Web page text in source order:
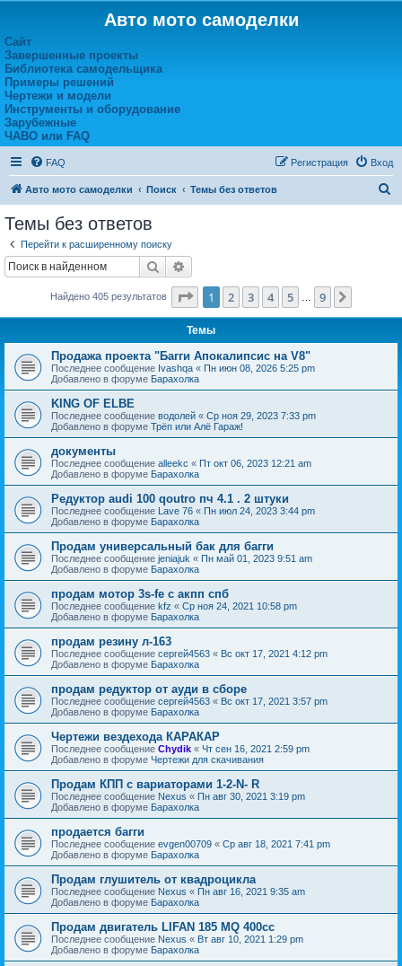
Авто мото самоделки
Сайт
Завершенные проекты
Библиотека самодельщика
Примеры решений
Чертежи и модели
Инструменты и оборудование
Зарубежные
ЧАВО или FAQ
FAQ Вход
Регистрация
Авто мото самоделки Поиск Темы без ответов
Темы без ответов
Перейти к расширенному поиску
Поиск
Найдено 405 результатов Страница из
1 2 3 4 5 9
Темы
Продажа проекта "Багги Апокалипсис на V8"
Последнее сообщение Ivashqa « Пн июн 08, 2026 5:25 pm
Добавлено в форуме Барахолка
KING OF ELBE
Последнее сообщение водолей « Ср ноя 29, 2023 7:33 pm
Добавлено в форуме Трёп или Алё Гараж!
документы
Последнее сообщение alleekc « Пт окт 06, 2023 12:21 am
Добавлено в форуме Барахолка
Редуктор audi 100 qoutro пч 4.1 . 2 штуки
Последнее сообщение Lave 76 « Пн июл 24, 2023 3:44 pm
Добавлено в форуме Барахолка
Продам универсальный бак для багги
Последнее сообщение jeniajuk « Пн май 01, 2023 9:51 am
Добавлено в форуме Барахолка
продам мотор 3s-fe c акпп спб
Последнее сообщение kfz « Ср ноя 24, 2021 10:58 pm
Добавлено в форуме Барахолка
продам резину л-163
Последнее сообщение сергей4563 « Вс окт 17, 2021 4:12 pm
Добавлено в форуме Барахолка
продам редуктор от ауди в сборе
Последнее сообщение сергей4563 « Вс окт 17, 2021 3:57 pm
Добавлено в форуме Барахолка
Чертежи вездехода КАРАКАР
Последнее сообщение Chydik « Чт сен 16, 2021 2:59 pm
Добавлено в форуме Чертежи для скачивания
Продам КПП с вариаторами 1-2-N- R
Последнее сообщение Nexus « Пн авг 30, 2021 3:19 pm
Добавлено в форуме Барахолка
продается багги
Последнее сообщение evgen00709 « Ср авг 18, 2021 7:41 pm
Добавлено в форуме Барахолка
Продам глушитель от квадроцикла
Последнее сообщение Nexus « Пн авг 16, 2021 9:35 am
Добавлено в форуме Барахолка
Продам двигатель LIFAN 185 MQ 400cc
Последнее сообщение Nexus « Вт авг 10, 2021 1:29 pm
Добавлено в форуме Барахолка